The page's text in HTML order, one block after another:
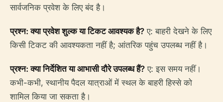
सार्वजनिक प्रवेश के लिए बंद है।
प्रश्न: क्या प्रवेश शुल्क या टिकट आवश्यक है? ए: बाहरी देखने के लिए
किसी टिकट की आवश्यकता नहीं है; आंतरिक पहुंच उपलब्ध नहीं है।
प्रश्न: क्या निर्देशित या आभासी दौरे उपलब्ध हैं? ए: इस समय नहीं।
कभी-कभी, स्थानीय पैदल यात्राओं में स्थल के बाहरी हिस्से को
शामिल किया जा सकता है।